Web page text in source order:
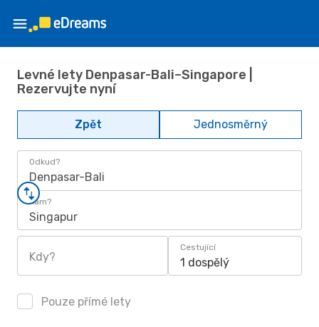
Levné lety Denpasar-Bali–Singapore |
Rezervujte nyní
Zpět Jednosměrný
Odkud?
Denpasar-Bali
Kam?
Singapur
Kdy?
Cestující
1 dospělý
Pouze přímé lety